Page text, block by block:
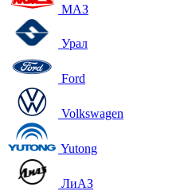
МАЗ
Урал
Ford
Volkswagen
Yutong
ЛиАЗ